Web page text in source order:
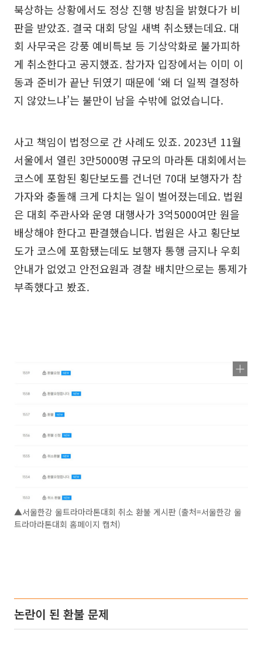
북상하는 상황에서도 정상 진행 방침을 밝혔다가 비
판을 받았죠. 결국 대회 당일 새벽 취소됐는데요. 대
회 사무국은 강풍 예비특보 등 기상악화로 불가피하
게 취소한다고 공지했죠. 참가자 입장에서는 이미 이
동과 준비가 끝난 뒤였기 때문에 ‘왜 더 일찍 결정하
지 않았느냐’는 불만이 남을 수밖에 없었습니다.
사고 책임이 법정으로 간 사례도 있죠. 2023년 11월
서울에서 열린 3만5000명 규모의 마라톤 대회에서는
코스에 포함된 횡단보도를 건너던 70대 보행자가 참
가자와 충돌해 크게 다치는 일이 벌어졌는데요. 법원
은 대회 주관사와 운영 대행사가 3억5000여만 원을
배상해야 한다고 판결했습니다. 법원은 사고 횡단보
도가 코스에 포함됐는데도 보행자 통행 금지나 우회
안내가 없었고 안전요원과 경찰 배치만으로는 통제가
부족했다고 봤죠.
▲서울한강 울트라마라톤대회 취소 환불 게시판 (출처=서울한강 울
트라마라톤대회 홈페이지 캡처)
논란이 된 환불 문제